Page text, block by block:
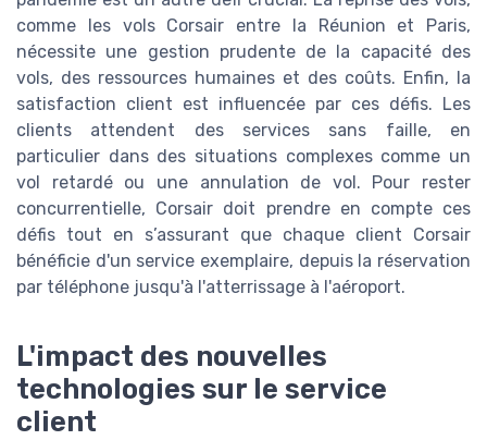
comme les vols Corsair entre la Réunion et Paris,
nécessite une gestion prudente de la capacité des
vols, des ressources humaines et des coûts. Enfin, la
satisfaction client est influencée par ces défis. Les
clients attendent des services sans faille, en
particulier dans des situations complexes comme un
vol retardé ou une annulation de vol. Pour rester
concurrentielle, Corsair doit prendre en compte ces
défis tout en s’assurant que chaque client Corsair
bénéficie d'un service exemplaire, depuis la réservation
par téléphone jusqu'à l'atterrissage à l'aéroport.
L'impact des nouvelles
technologies sur le service
client